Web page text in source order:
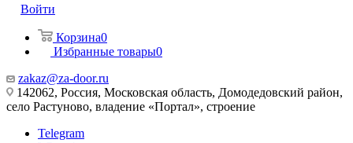
Войти
Корзина0
Избранные товары0
zakaz@za-door.ru
142062, Россия, Московская область, Домодедовский район,
село Растуново, владение «Портал», строение
Telegram